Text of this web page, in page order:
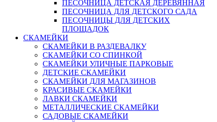
ПЕСОЧНИЦА ДЕТСКАЯ ДЕРЕВЯННАЯ
ПЕСОЧНИЦА ДЛЯ ДЕТСКОГО САДА
ПЕСОЧНИЦЫ ДЛЯ ДЕТСКИХ
ПЛОЩАДОК
СКАМЕЙКИ
СКАМЕЙКИ В РАЗДЕВАЛКУ
СКАМЕЙКИ СО СПИНКОЙ
СКАМЕЙКИ УЛИЧНЫЕ ПАРКОВЫЕ
ДЕТСКИЕ СКАМЕЙКИ
СКАМЕЙКИ ДЛЯ МАГАЗИНОВ
КРАСИВЫЕ СКАМЕЙКИ
ЛАВКИ СКАМЕЙКИ
МЕТАЛЛИЧЕСКИЕ СКАМЕЙКИ
САДОВЫЕ СКАМЕЙКИ